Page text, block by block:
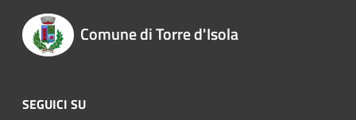
Comune di Torre d'Isola
SEGUICI SU